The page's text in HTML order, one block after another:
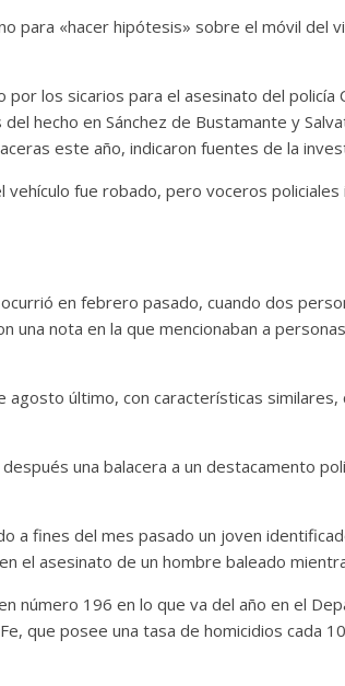
para «hacer hipótesis» sobre el móvil del
por los sicarios para el asesinato del policía
hecho en Sánchez de Bustamante y
este año, indicaron fuentes de la
vehículo fue robado, pero voceros policiales
en febrero pasado, cuando dos
una nota en la que mencionaban a
último, con características
una balacera a un destacamento
a fines del mes pasado un joven
el asesinato de un hombre baleado
número 196 en lo que va del año en el
que posee una tasa de homicidios cada